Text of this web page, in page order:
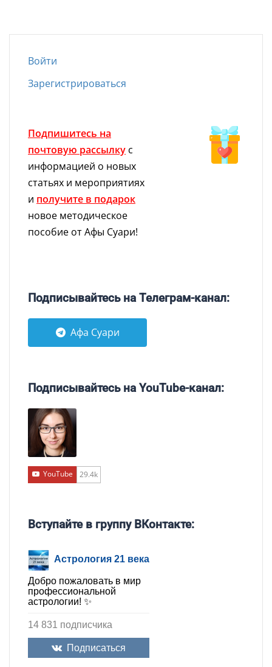
Войти
Зарегистрироваться
Подпишитесь на
почтовую рассылку с
информацией о новых
статьях и мероприятиях
и получите в подарок
новое методическое
пособие от Афы Суари!
Подписывайтесь на Телеграм-канал:
Афа Суари
Подписывайтесь на YouTube-канал:
YouTube 29.4k
Вступайте в группу ВКонтакте:
Астрология 21 века
Добро пожаловать в мир
профессиональной
астрологии! ✨
14 831 подписчика
Подписаться